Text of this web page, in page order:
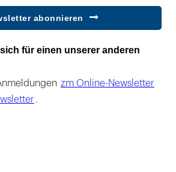
abonnieren
für einen unserer anderen
zm Online-Newsletter
.